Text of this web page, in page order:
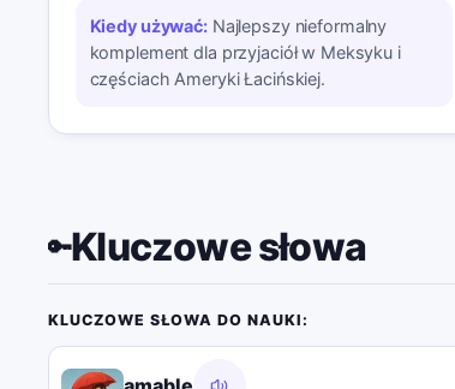
Kiedy używać: Najlepszy nieformalny
komplement dla przyjaciół w Meksyku i
częściach Ameryki Łacińskiej.
🔑Kluczowe słowa
KLUCZOWE SŁOWA DO NAUKI: